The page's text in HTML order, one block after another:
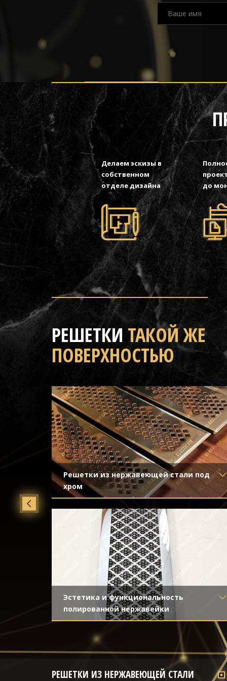
Делаем эскизы в
собственном
отделе дизайна
до
РЕШЕТКИ ТАКОЙ ЖЕ
ПОВЕРХНОСТЬЮ
Решетки из нержавеющей стали под
хром
Материал- Нержавеющая сталь
Отделка- Полированная нержавейка
Эстетика и функциональность
полированной нержавейки
Материал- Нержавеющая сталь
Отделка- Полированная нержавейка
РЕШЕТКИ ИЗ НЕРЖАВЕЮЩЕЙ СТАЛИ